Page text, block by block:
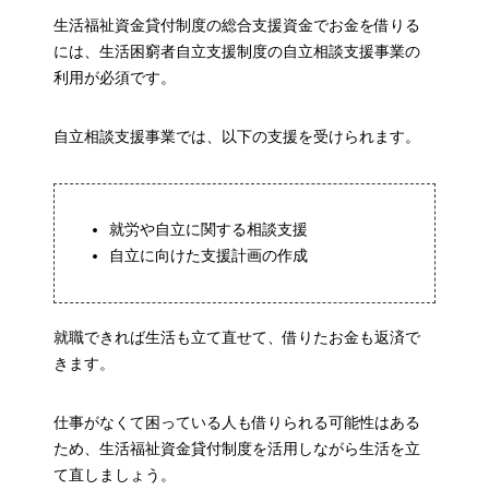
生活福祉資金貸付制度の総合支援資金でお金を借りる
には、生活困窮者自立支援制度の自立相談支援事業の
利用が必須です。
自立相談支援事業では、以下の支援を受けられます。
就労や自立に関する相談支援
自立に向けた支援計画の作成
就職できれば生活も立て直せて、借りたお金も返済で
きます。
仕事がなくて困っている人も借りられる可能性はある
ため、生活福祉資金貸付制度を活用しながら生活を立
て直しましょう。